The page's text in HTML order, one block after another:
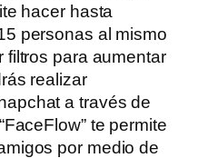
hacer hasta
personas al mismo
filtros para aumentar
realizar
a través de
te permite
por medio de